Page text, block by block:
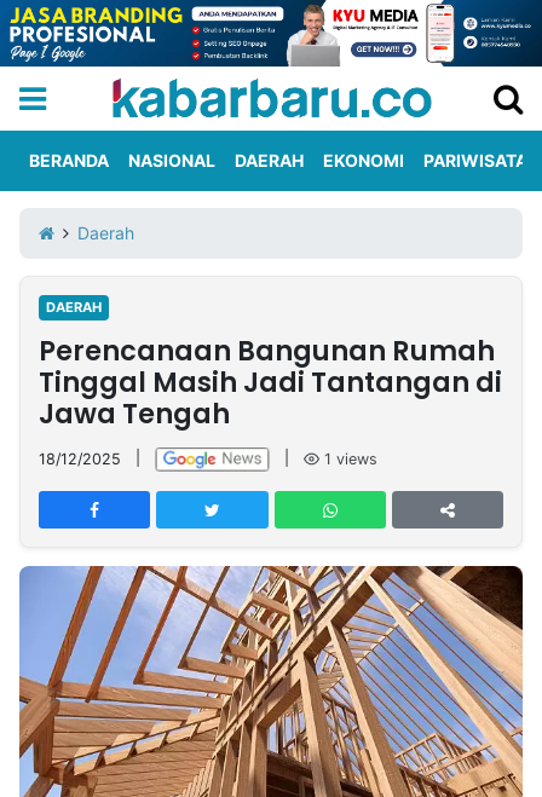
Iklan
Berita
Kami
Nasional
International
Olahraga
Entertainment
Daerah
Pariwisata
Kuliner
Kolom
Network
PT
TREETAN
INDONESIA
Partner
Insight
NTB
Suara
Time
Lens
IDN
Daily
Jogja
Jalan
Rakyat
Idealita
News
Kita
Notice
Dinamikapost.com
Radar
Baru
Seedbacklink
BERANDA NASIONAL DAERAH EKONOMI PARIWISATA
Daerah
DAERAH
Perencanaan Bangunan Rumah
Tinggal Masih Jadi Tantangan di
Jawa Tengah
18/12/2025 1 views